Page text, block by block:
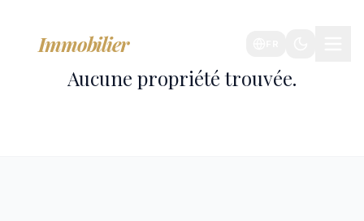
Immobilier
Aucune propriété trouvée.